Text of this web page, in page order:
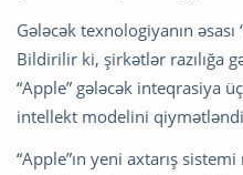
Gələcək texnologiyanın
Bildirilir ki, şirkətlər razılığa
“Apple” gələcək inteqrasiya
intellekt modelini
“Apple”ın yeni axtarış